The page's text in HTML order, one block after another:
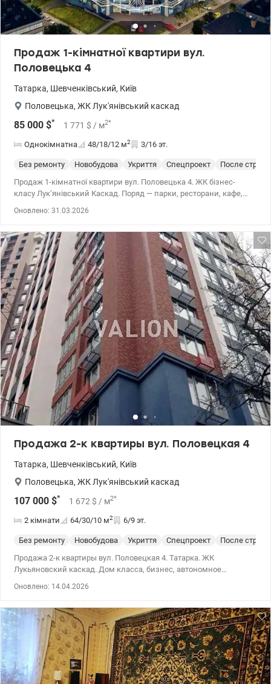
Продаж 1-кімнатної квартири вул.
Половецька 4
Татарка, Шевченківський, Київ
Половецька, ЖК Лук'янівський каскад
85 000 $* 1 771 $ / м2*
Однокімнатна 48/18/12 м2 3/16 эт.
Без ремонту Новобудова Укриття Спецпроект
После
Продаж 1-кімнатної квартири вул. Половецька 4. ЖК бізнес-
класу Лук’янівський Каскад. Поряд — парки, ресторани, кафе,
та навчальні заклади. 044 200 10 80 valion.ua/1144378
Оновлено: 31.03.2026
Продажа 2-к квартиры вул. Половецкая 4
Татарка, Шевченківський, Київ
Половецька, ЖК Лук'янівський каскад
107 000 $* 1 672 $ / м2*
2 кімнати 64/30/10 м2 6/9 эт.
Без ремонту Новобудова Укриття Спецпроект
После
Продажа 2-к квартиры вул. Половецкая 4. Татарка. ЖК
Лукьяновский каскад. Дом класса, бизнес, автономное
Оновлено: 14.04.2026